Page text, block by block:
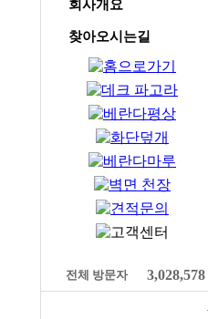
회사개요
찾아오시는길
전체 방문자 3,028,578